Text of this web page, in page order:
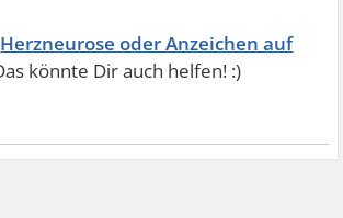
Herzneurose oder Anzeichen auf